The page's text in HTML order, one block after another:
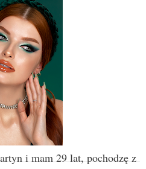
i mam 29 lat, pochodzę z